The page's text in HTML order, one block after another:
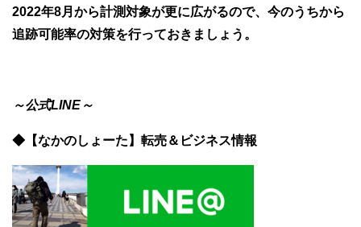
2022年8月から計測対象が更に広がるので、今のうちから
追跡可能率の対策を行っておきましょう。
～公式LINE～
◆【なかのしょーた】転売＆ビジネス情報